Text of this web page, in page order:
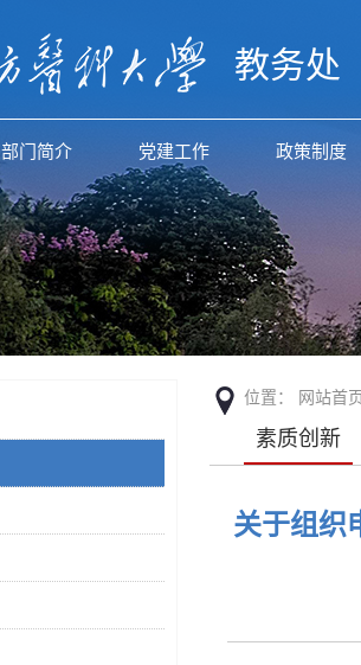
教务处
部门简介 党建工作 政策制度
位置： 网站首
素质创新
关于组织